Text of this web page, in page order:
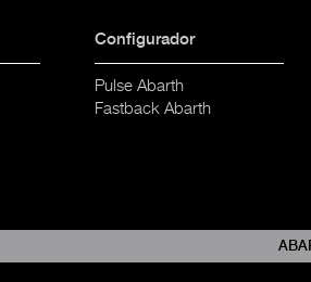
Configurador
Pulse Abarth
Fastback Abarth